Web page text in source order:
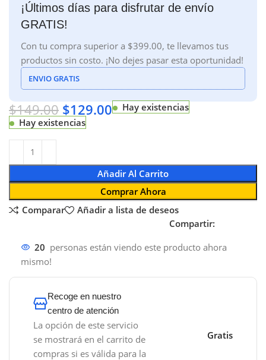
¡Últimos días para disfrutar de envío
GRATIS!
Con tu compra superior a $399.00, te llevamos tus
productos sin costo. ¡No dejes pasar esta oportunidad!
ENVIO GRATIS
$149.00 $129.00
Hay existencias
Hay existencias
Añadir Al Carrito
Comprar Ahora
Comparar
Añadir a lista de deseos
Compartir:
20 personas están viendo este producto ahora
mismo!
Recoge en nuestro
centro de atención
La opción de este servicio
se mostrará en el carrito de
compras si es válida para la
Gratis